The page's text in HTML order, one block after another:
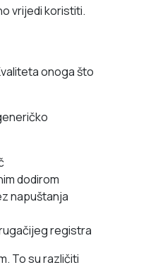
vrijedi koristiti.
onoga što
dodirom
napuštanja
registra
To su različiti